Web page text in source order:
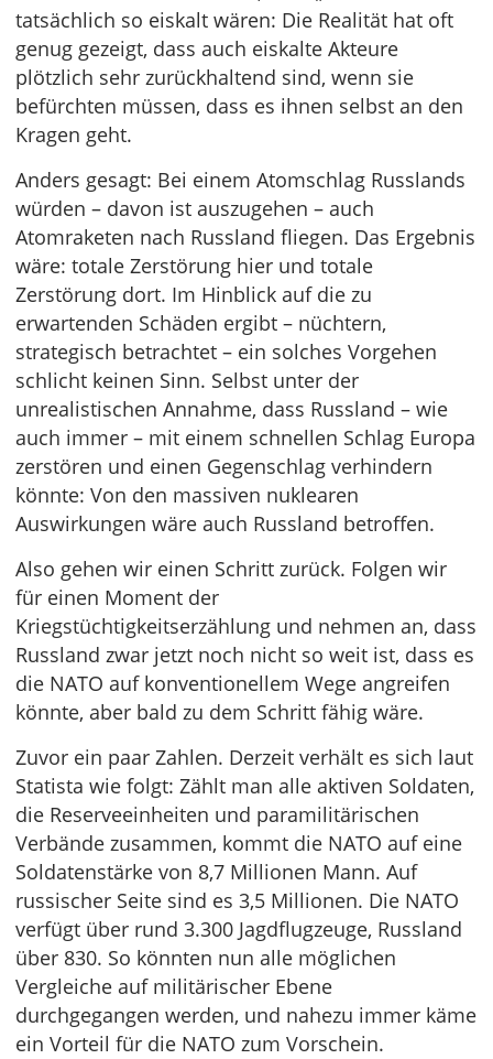
tatsächlich so eiskalt wären: Die Realität hat oft
genug gezeigt, dass auch eiskalte Akteure
plötzlich sehr zurückhaltend sind, wenn sie
befürchten müssen, dass es ihnen selbst an den
Kragen geht.
Anders gesagt: Bei einem Atomschlag Russlands
würden – davon ist auszugehen – auch
Atomraketen nach Russland fliegen. Das Ergebnis
wäre: totale Zerstörung hier und totale
Zerstörung dort. Im Hinblick auf die zu
erwartenden Schäden ergibt – nüchtern,
strategisch betrachtet – ein solches Vorgehen
schlicht keinen Sinn. Selbst unter der
unrealistischen Annahme, dass Russland – wie
auch immer – mit einem schnellen Schlag Europa
zerstören und einen Gegenschlag verhindern
könnte: Von den massiven nuklearen
Auswirkungen wäre auch Russland betroffen.
Also gehen wir einen Schritt zurück. Folgen wir
für einen Moment der
Kriegstüchtigkeitserzählung und nehmen an, dass
Russland zwar jetzt noch nicht so weit ist, dass es
die NATO auf konventionellem Wege angreifen
könnte, aber bald zu dem Schritt fähig wäre.
Zuvor ein paar Zahlen. Derzeit verhält es sich laut
Statista wie folgt: Zählt man alle aktiven Soldaten,
die Reserveeinheiten und paramilitärischen
Verbände zusammen, kommt die NATO auf eine
Soldatenstärke von 8,7 Millionen Mann. Auf
russischer Seite sind es 3,5 Millionen. Die NATO
verfügt über rund 3.300 Jagdflugzeuge, Russland
über 830. So könnten nun alle möglichen
Vergleiche auf militärischer Ebene
durchgegangen werden, und nahezu immer käme
ein Vorteil für die NATO zum Vorschein.